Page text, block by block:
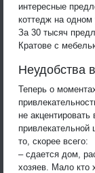
интересные
коттедж на одном
За 30 тысяч
Кратове с
Неудобства
Теперь о
не
привлекательной
то, скорее всего:
– сдается дом,
хозяев. Мало кто